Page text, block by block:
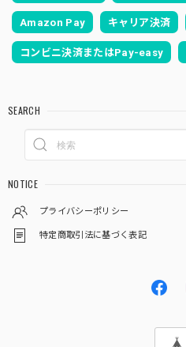
Amazon Pay キャリア決済
コンビニ決済またはPay-easy
SEARCH
NOTICE
プライバシーポリシー
特定商取引法に基づく表記